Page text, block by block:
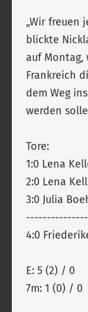
„Wir freuen
blickte
auf Montag,
Frankreich
dem Weg
werden
Tore:
1:0 Lena
2:0 Lena
3:0 Julia
4:0
E: 5 (2) / 0
7m: 1 (0) / 0